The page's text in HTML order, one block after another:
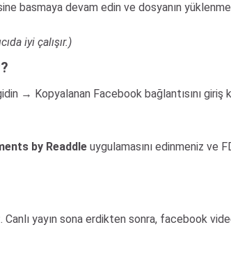
basmaya devam edin ve dosyanın
iyi çalışır.)
→ Kopyalanan Facebook bağlantısını giriş
by Readdle uygulamasını edinmeniz
yayın sona erdikten sonra, facebook